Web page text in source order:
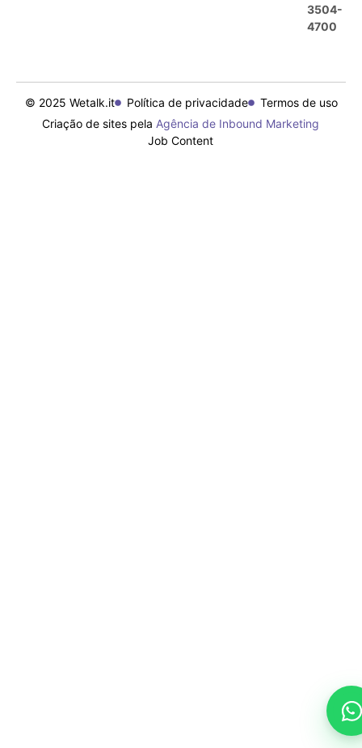
3504-
4700
© 2025 Wetalk.it Política de privacidade
Termos de uso
Criação de sites pela Agência de Inbound Marketing
Job Content